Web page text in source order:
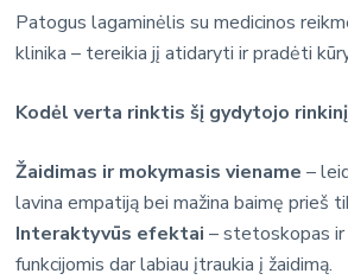
Patogus lagaminėlis su medicinos
klinika – tereikia jį atidaryti ir pradėti
Kodėl verta rinktis šį gydytojo
Žaidimas ir mokymasis viename –
lavina empatiją bei mažina baimę prieš
Interaktyvūs efektai – stetoskopas ir
funkcijomis dar labiau įtraukia į žaidimą.